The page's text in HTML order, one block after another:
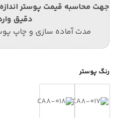
جهت محاسبه قیمت پوستر
دقیق
مدت آماده سازی و چاپ پوستر 7 روز کاری می
رنگ پوستر